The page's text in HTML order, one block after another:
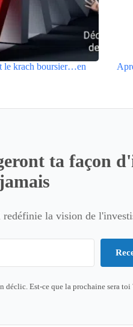
le krach boursier…en
ta façon
jamais
la vision de
déclic. Est-ce que la prochaine sera toi